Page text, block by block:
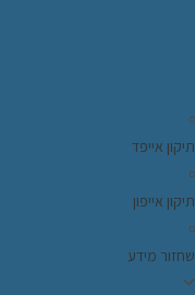
תיקון אייפד
תיקון אייפון
שחזור מידע